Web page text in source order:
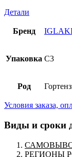
Детали
Бренд
Упаковка C3
Род
Условия заказа,
Виды и сроки
РЕГИОНЫ